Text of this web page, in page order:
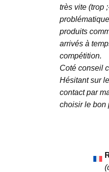
très vite (trop
produits
arrivés à
compétition.
Coté conseil
Hésitant sur
contact par
choisir le bon